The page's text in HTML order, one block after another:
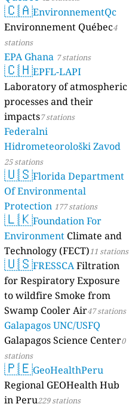
🇨🇦EnvironnementQc
Environnement Québec4
stations
EPA Ghana 7 stations
🇨🇭EPFL-LAPI
Laboratory of atmospheric
processes and their
impacts7 stations
Federalni
Hidrometeorološki Zavod
25 stations
🇺🇸Florida Department
Of Environmental
Protection 177 stations
🇱🇰Foundation For
Environment Climate and
Technology (FECT)11 stations
🇺🇸FRESSCAFiltration
for Respiratory Exposure
to wildfire Smoke from
Swamp Cooler Air47 stations
Galapagos UNC/USFQ
Galapagos Science Center0
stations
🇵🇪GeoHealthPeru
Regional GEOHealth Hub
in Peru229 stations